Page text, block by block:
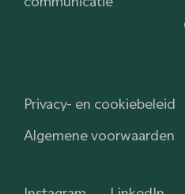
Privacy- en cookiebeleid
Algemene voorwaarden